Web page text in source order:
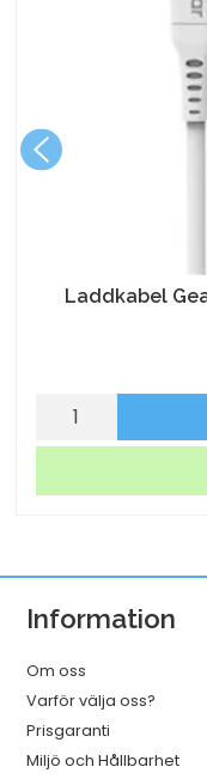
Laddkabel
Laddkabel
C
C
2.0
1m
mängd
Information
Om oss
Varför välja oss?
Prisgaranti
Miljö och Hållbarhet